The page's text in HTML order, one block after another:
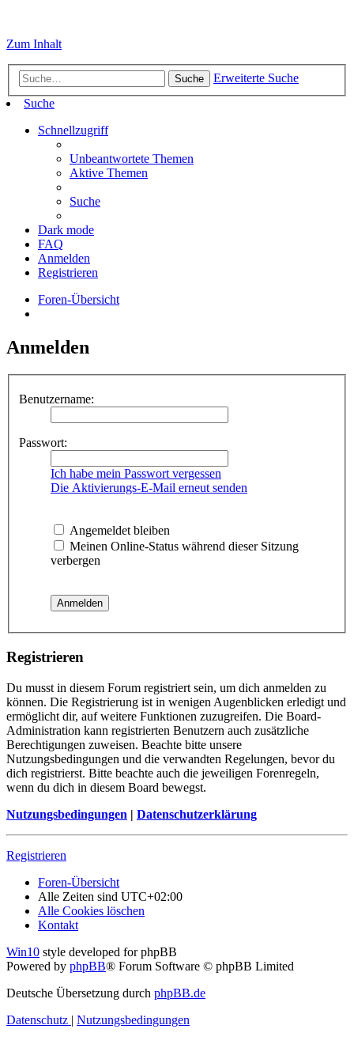
Zum Inhalt
Suche
Erweiterte Suche
Suche
Schnellzugriff
Unbeantwortete Themen
Aktive Themen
Suche
Dark mode
FAQ
Anmelden
Registrieren
Foren-Übersicht
Anmelden
Benutzername:
Passwort:
Ich habe mein Passwort vergessen
Die Aktivierungs-E-Mail erneut senden
Angemeldet bleiben
Meinen Online-Status während dieser Sitzung
verbergen
Registrieren
Du musst in diesem Forum registriert sein, um dich anmelden zu
können. Die Registrierung ist in wenigen Augenblicken erledigt und
ermöglicht dir, auf weitere Funktionen zuzugreifen. Die Board-
Administration kann registrierten Benutzern auch zusätzliche
Berechtigungen zuweisen. Beachte bitte unsere
Nutzungsbedingungen und die verwandten Regelungen, bevor du
dich registrierst. Bitte beachte auch die jeweiligen Forenregeln,
wenn du dich in diesem Board bewegst.
Nutzungsbedingungen | Datenschutzerklärung
Registrieren
Foren-Übersicht
Alle Zeiten sind UTC+02:00
Alle Cookies löschen
Kontakt
Win10 style developed for phpBB
Powered by phpBB® Forum Software © phpBB Limited
Deutsche Übersetzung durch phpBB.de
Datenschutz | Nutzungsbedingungen